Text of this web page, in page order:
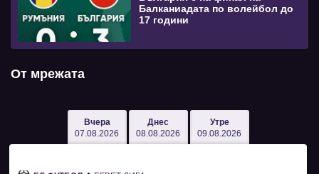
Балканиадата по волейбол до
17 години
От мрежата
Вчера
07.08.2026
Днес
08.08.2026
Утре
09.08.2026